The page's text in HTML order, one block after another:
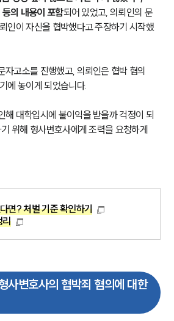
의 내용이 포함되어 있었고, 의뢰인의 문
인이 자신을 협박했다고 주장하기 시작했
자고소를 진행했고, 의뢰인은 협박 혐의
에 놓이게 되었습니다.
해 대학입시에 불이익을 받을까 걱정이 되
위해 형사변호사에게 조력을 요청하게
면? 처벌 기준 확인하기
리
사변호사의 협박죄 혐의에 대한